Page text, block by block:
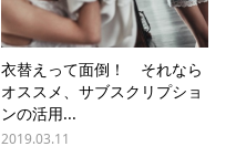
衣替えって面倒！ それなら
オススメ、サブスクリプショ
ンの活用...
2019.03.11